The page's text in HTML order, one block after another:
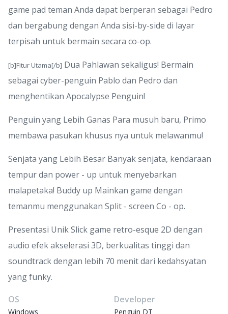
game pad teman Anda dapat berperan sebagai Pedro
dan bergabung dengan Anda sisi-by-side di layar
terpisah untuk bermain secara co-op.
[b]Fitur Utama[/b] Dua Pahlawan sekaligus! Bermain
sebagai cyber-penguin Pablo dan Pedro dan
menghentikan Apocalypse Penguin!
Penguin yang Lebih Ganas Para musuh baru, Primo
membawa pasukan khusus nya untuk melawanmu!
Senjata yang Lebih Besar Banyak senjata, kendaraan
tempur dan power - up untuk menyebarkan
malapetaka! Buddy up Mainkan game dengan
temanmu menggunakan Split - screen Co - op.
Presentasi Unik Slick game retro-esque 2D dengan
audio efek akselerasi 3D, berkualitas tinggi dan
soundtrack dengan lebih 70 menit dari kedahsyatan
yang funky.
OS
Windows
Developer
Penguin DT